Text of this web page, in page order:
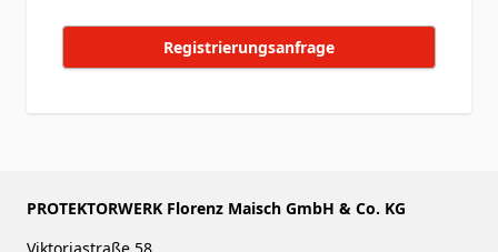
Registrierungsanfrage
PROTEKTORWERK Florenz Maisch GmbH & Co. KG